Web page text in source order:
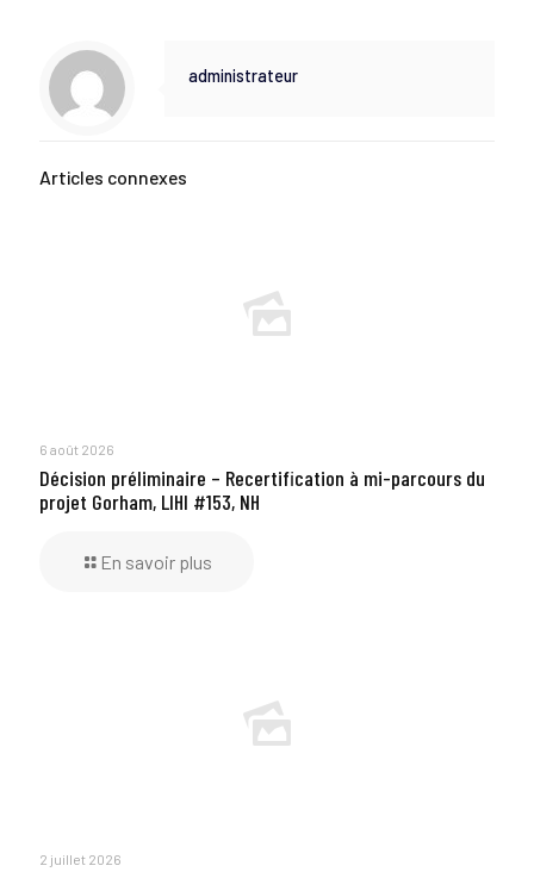
administrateur
Articles connexes
6 août 2026
Décision préliminaire – Recertification à mi-parcours du
projet Gorham, LIHI #153, NH
En savoir plus
2 juillet 2026